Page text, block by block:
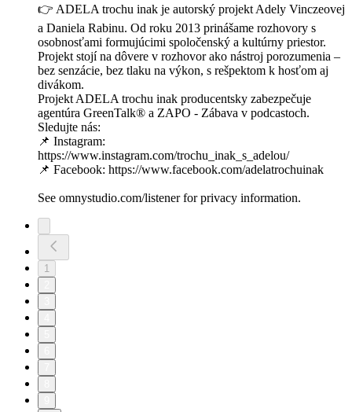
👉 ADELA trochu inak je autorský projekt Adely Vinczeovej
a Daniela Rabinu. Od roku 2013 prinášame rozhovory s
osobnosťami formujúcimi spoločenský a kultúrny priestor.
Projekt stojí na dôvere v rozhovor ako nástroj porozumenia –
bez senzácie, bez tlaku na výkon, s rešpektom k hosťom aj
divákom.
Projekt ADELA trochu inak producentsky zabezpečuje
agentúra GreenTalk® a ZAPO - Zábava v podcastoch.
Sledujte nás:
📌 Instagram:
https://www.instagram.com/trochu_inak_s_adelou/
📌 Facebook: https://www.facebook.com/adelatrochuinak
See omnystudio.com/listener for privacy information.
1